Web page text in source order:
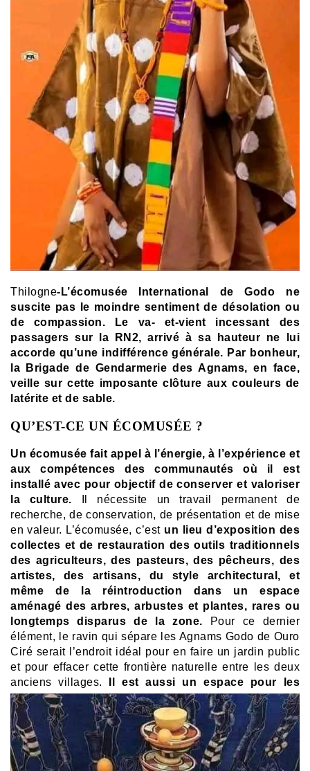
Thilogne-L’écomusée International de Godo ne
suscite pas le moindre sentiment de désolation ou
de compassion. Le va- et-vient incessant des
passagers sur la RN2, arrivé à sa hauteur ne lui
accorde qu’une indifférence générale. Par bonheur,
la Brigade de Gendarmerie des Agnams, en face,
veille sur cette imposante clôture aux couleurs de
latérite et de sable.
QU’EST-CE UN ÉCOMUSÉE ?
Un écomusée fait appel à l’énergie, à l’expérience et
aux compétences des communautés où il est
installé avec pour objectif de conserver et valoriser
la culture. Il nécessite un travail permanent de
recherche, de conservation, de présentation et de mise
en valeur. L’écomusée, c’est un lieu d’exposition des
collectes et de restauration des outils traditionnels
des agriculteurs, des pasteurs, des pêcheurs, des
artistes, des artisans, du style architectural, et
même de la réintroduction dans un espace
aménagé des arbres, arbustes et plantes, rares ou
longtemps disparus de la zone. Pour ce dernier
élément, le ravin qui sépare les Agnams Godo de Ouro
Ciré serait l’endroit idéal pour en faire un jardin public
et pour effacer cette frontière naturelle entre les deux
anciens villages.
Il est aussi un espace pour les